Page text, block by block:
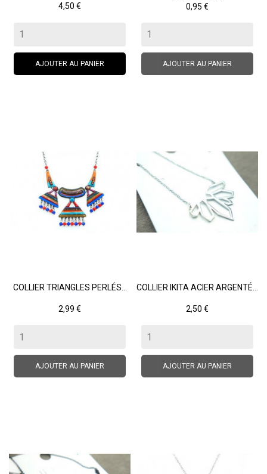
Prix
4,50 €
AJOUTER AU PANIER
Prix
0,95 €
AJOUTER AU PANIER
COLLIER TRIANGLES PERLÉS...
Prix
2,99 €
AJOUTER AU PANIER
COLLIER IKITA ACIER ARGENTÉ...
Prix
2,50 €
AJOUTER AU PANIER